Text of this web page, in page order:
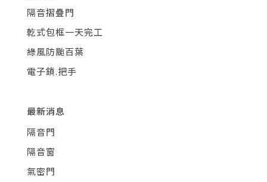
隔音摺疊門
乾式包框一天完工
綠風防颱百葉
電子鎖.把手
最新消息
隔音門
隔音窗
氣密門